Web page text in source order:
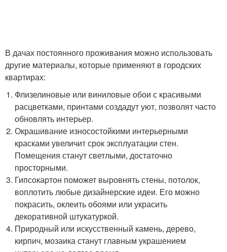
В дачах постоянного проживания можно использовать
другие материалы, которые применяют в городских
квартирах:
Флизелиновые или виниловые обои с красивыми
расцветками, принтами создадут уют, позволят часто
обновлять интерьер.
Окрашивание износостойкими интерьерными
красками увеличит срок эксплуатации стен.
Помещения станут светлыми, достаточно
просторными.
Гипсокартон поможет выровнять стены, потолок,
воплотить любые дизайнерские идеи. Его можно
покрасить, оклеить обоями или украсить
декоративной штукатуркой.
Природный или искусственный камень, дерево,
кирпич, мозаика станут главным украшением